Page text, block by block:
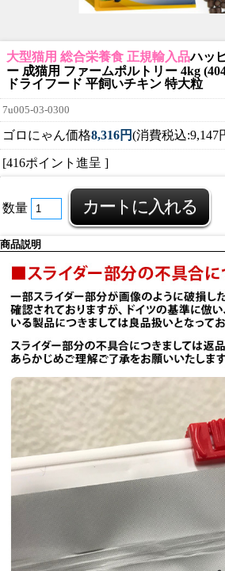
大型猫用 総合栄養食 正規輸入品ハッ
ー 成猫用 ファームポルトリー 4kg
ドライフード 平飼いチキン 特大粒
7u005-03-0300
ゴロにゃん価格8,316円(消費税込:9,147
[416ポイント進呈 ]
数量
商品説明